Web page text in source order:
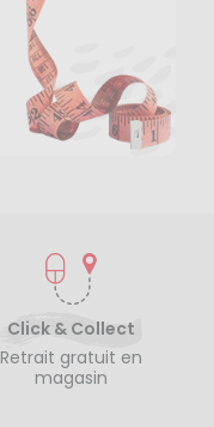
Click & Collect
Retrait gratuit en
magasin